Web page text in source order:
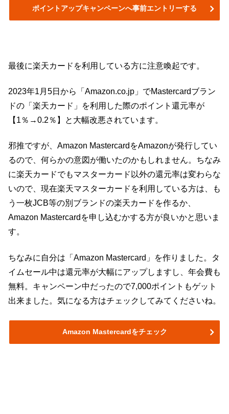
ポイントアップキャンペーンへ事前エントリーする
最後に楽天カードを利用している方に注意喚起です。
2023年1月5日から「Amazon.co.jp」でMastercardブラン
ドの「楽天カード」を利用した際のポイント還元率が
【1％→0.2％】と大幅改悪されています。
邪推ですが、Amazon MastercardをAmazonが発行してい
るので、何らかの意図が働いたのかもしれません。ちなみ
に楽天カードでもマスターカード以外の還元率は変わらな
いので、現在楽天マスターカードを利用している方は、も
う一枚JCB等の別ブランドの楽天カードを作るか、
Amazon Mastercardを申し込むかする方が良いかと思いま
す。
ちなみに自分は「Amazon Mastercard」を作りました。タ
イムセール中は還元率が大幅にアップしますし、年会費も
無料。キャンペーン中だったので7,000ポイントもゲット
出来ました。気になる方はチェックしてみてくださいね。
Amazon Mastercardをチェック